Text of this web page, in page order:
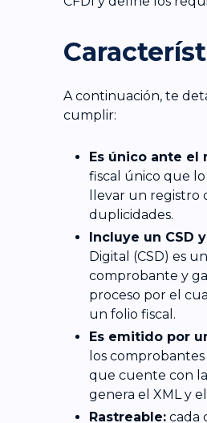
A continuación, te
cumplir:
Es único ante el
fiscal único que
llevar un registro
duplicidades.
Incluye un CSD
Digital (CSD) es
comprobante y
proceso por el
un folio fiscal.
Es emitido por
los
que cuente con
genera el XML y
Rastreable:cada